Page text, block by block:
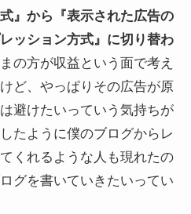
』から『表示された広告の
ッション方式』に切り替わ
の方が収益という面で考え
ど、やっぱりその広告が原
避けたいっていう気持ちが
たように僕のブログからレ
くれるような人も現れたの
グを書いていきたいってい